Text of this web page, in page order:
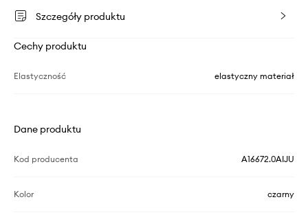
Szczegóły produktu
Cechy produktu
Elastyczność elastyczny materiał
Dane produktu
Kod producenta A16672.0AIJU
Kolor czarny